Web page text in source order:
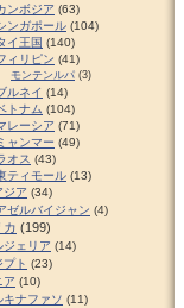
ンボジア (63)
ンガポール (104)
イ王国 (140)
ィリピン (41)
モンテンルパ (3)
ルネイ (14)
トナム (104)
レーシア (71)
ャンマー (49)
オス (43)
ティモール (13)
ジア (34)
ゼルバイジャン (4)
カ (199)
ジェリア (14)
プト (23)
ア (10)
キナファソ (11)